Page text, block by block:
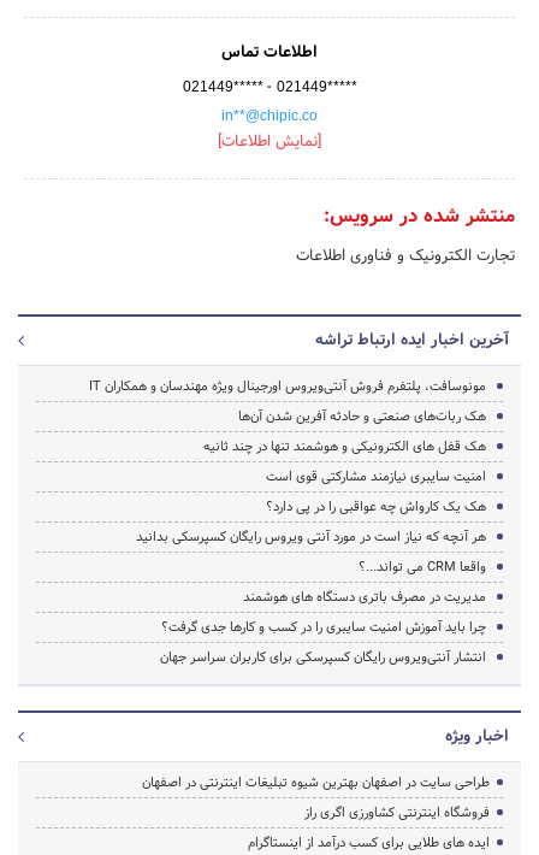
اطلاعات تماس
021449***** - 021449*****
in**@chipic.co
[نمایش اطلاعات]
منتشر شده در سرویس:
تجارت الکترونیک و فناوری اطلاعات
آخرین اخبار ایده ارتباط تراشه
مونوسافت، پلتفرم فروش آنتی‌ویروس اورجینال ویژه مهندسان و همکاران IT
هک ربات‌های صنعتی و حادثه آفرین شدن آن‌ها
هک قفل های الکترونیکی و هوشمند تنها در چند ثانیه
امنیت سایبری نیازمند مشارکتی قوی است
هک یک کارواش چه عواقبی را در پی دارد؟
هر آنچه که نیاز است در مورد آنتی ویروس رایگان کسپرسکی بدانید
واقعا CRM می تواند...؟
مدیریت در مصرف باتری دستگاه های هوشمند
چرا باید آموزش امنیت سایبری را در کسب و کارها جدی گرفت؟
انتشار آنتی‌ویروس رایگان کسپرسکی برای کاربران سراسر جهان
اخبار ویژه
طراحی سایت در اصفهان بهترین شیوه تبلیغات اینترنتی در اصفهان
فروشگاه اینترنتی کشاورزی اگری راز
ایده های طلایی برای کسب درآمد از اینستاگرام